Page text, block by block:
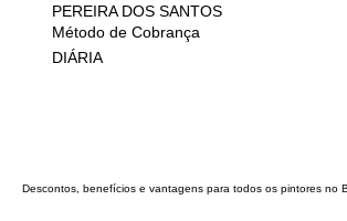
PEREIRA DOS SANTOS
Método de Cobrança
DIÁRIA
Descontos, benefícios e vantagens para todos os pintores no